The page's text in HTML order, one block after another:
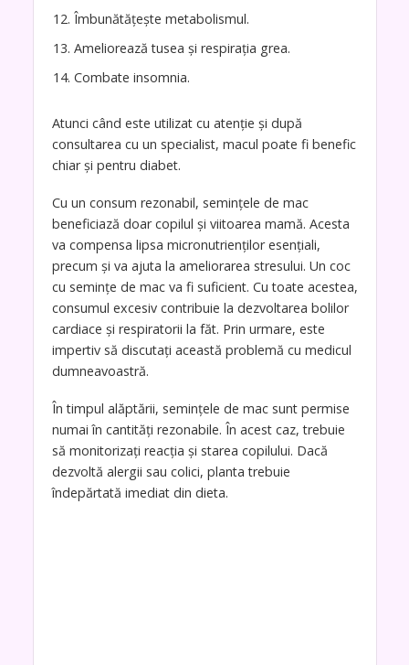
Îmbunătățește metabolismul.
Ameliorează tusea și respirația grea.
Combate insomnia.
Atunci când este utilizat cu atenție și după
consultarea cu un specialist, macul poate fi benefic
chiar și pentru diabet.
Cu un consum rezonabil, semințele de mac
beneficiază doar copilul și viitoarea mamă. Acesta
va compensa lipsa micronutrienților esențiali,
precum și va ajuta la ameliorarea stresului. Un coc
cu semințe de mac va fi suficient. Cu toate acestea,
consumul excesiv contribuie la dezvoltarea bolilor
cardiace și respiratorii la făt. Prin urmare, este
impertiv să discutați această problemă cu medicul
dumneavoastră.
În timpul alăptării, semințele de mac sunt permise
numai în cantități rezonabile. În acest caz, trebuie
să monitorizați reacția și starea copilului. Dacă
dezvoltă alergii sau colici, planta trebuie
îndepărtată imediat din dieta.